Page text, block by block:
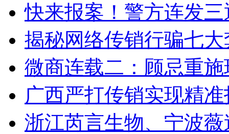
快来报案！警方连发
揭秘网络传销行骗七
微商连载二：顾忌重
广西严打传销实现精
浙江芮言生物、宁波